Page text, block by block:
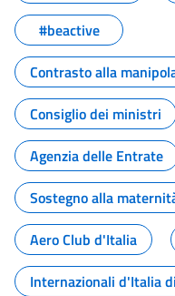
#beactive
Contrasto alla
Consiglio dei ministri
Agenzia delle Entrate
Sostegno alla
Aero Club d'Italia
Internazionali d'Italia